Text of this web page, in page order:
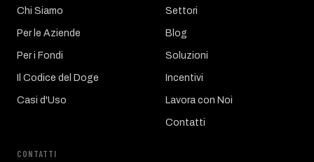
Chi Siamo
Per le Aziende
Per i Fondi
Il Codice del Doge
Casi d'Uso
Settori
Blog
Soluzioni
Incentivi
Lavora con Noi
Contatti
CONTATTI